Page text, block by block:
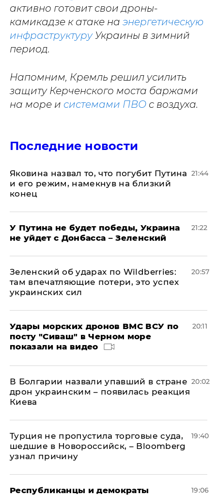
активно готовит свои дроны-
камикадзе к атаке на энергетическую
инфраструктуруУкраины в зимний
период.
Напомним, Кремль решил усилить
защиту Керченского моста баржами
на море и системами ПВО с воздуха.
Последние новости
Яковина назвал то, что погубит Путина
и его режим, намекнув на близкий
конец
21:44
У Путина не будет победы, Украина
не уйдет с Донбасса – Зеленский
21:22
Зеленский об ударах по Wildberries:
там впечатляющие потери, это успех
украинских сил
20:57
Удары морских дронов ВМС ВСУ по
посту "Сиваш" в Черном море
показали на видео
20:11
В Болгарии назвали упавший в стране
дрон украинским – появилась реакция
Киева
20:02
Турция не пропустила торговые суда,
шедшие в Новороссийск, – Bloomberg
узнал причину
19:40
Республиканцы и демократы
19:06